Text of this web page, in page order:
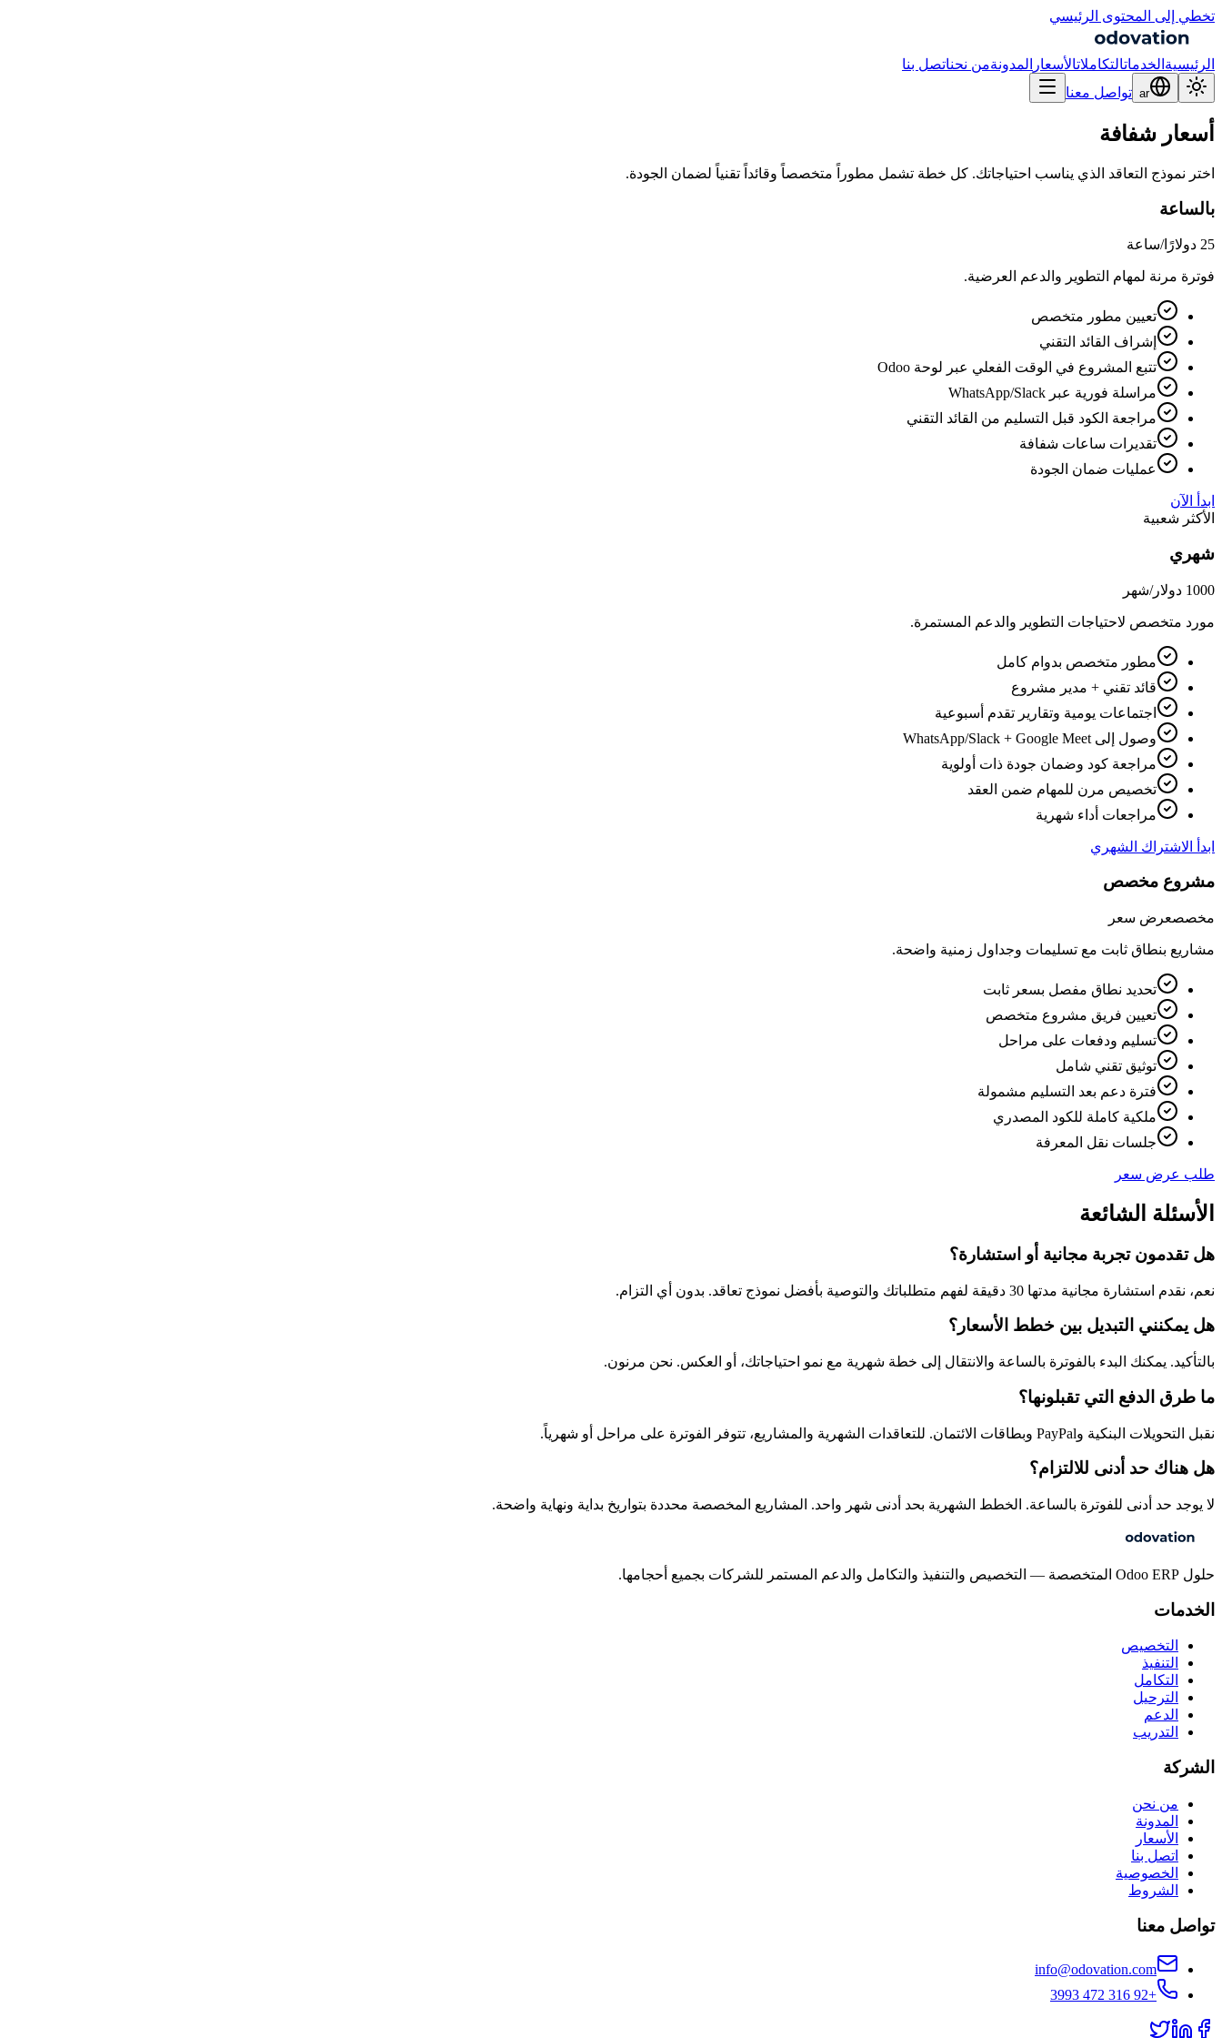
تخطي إلى المحتوى الرئيسي
الرئيسية الخدماتالتكاملاتالأسعار المدونةمن نحناتصل بنا
ar تواصل معنا
أسعار شفافة
اختر نموذج التعاقد الذي يناسب احتياجاتك. كل خطة تشمل مطوراً متخصصاً وقائداً تقنياً لضمان الجودة.
بالساعة
25 دولارًا /ساعة
فوترة مرنة لمهام التطوير والدعم العرضية.
تعيين مطور متخصص
إشراف القائد التقني
تتبع المشروع في الوقت الفعلي عبر لوحة Odoo
مراسلة فورية عبر WhatsApp/Slack
مراجعة الكود قبل التسليم من القائد التقني
تقديرات ساعات شفافة
عمليات ضمان الجودة
ابدأ الآن
الأكثر شعبية
شهري
1000 دولار /شهر
مورد متخصص لاحتياجات التطوير والدعم المستمرة.
مطور متخصص بدوام كامل
قائد تقني + مدير مشروع
اجتماعات يومية وتقارير تقدم أسبوعية
وصول إلى WhatsApp/Slack + Google Meet
مراجعة كود وضمان جودة ذات أولوية
تخصيص مرن للمهام ضمن العقد
مراجعات أداء شهرية
ابدأ الاشتراك الشهري
مشروع مخصص
مخصصعرض سعر
مشاريع بنطاق ثابت مع تسليمات وجداول زمنية واضحة.
تحديد نطاق مفصل بسعر ثابت
تعيين فريق مشروع متخصص
تسليم ودفعات على مراحل
توثيق تقني شامل
فترة دعم بعد التسليم مشمولة
ملكية كاملة للكود المصدري
جلسات نقل المعرفة
طلب عرض سعر
الأسئلة الشائعة
هل تقدمون تجربة مجانية أو استشارة؟
نعم، نقدم استشارة مجانية مدتها 30 دقيقة لفهم متطلباتك والتوصية بأفضل نموذج تعاقد. بدون أي التزام.
هل يمكنني التبديل بين خطط الأسعار؟
بالتأكيد. يمكنك البدء بالفوترة بالساعة والانتقال إلى خطة شهرية مع نمو احتياجاتك، أو العكس. نحن مرنون.
ما طرق الدفع التي تقبلونها؟
نقبل التحويلات البنكية وPayPal وبطاقات الائتمان. للتعاقدات الشهرية والمشاريع، تتوفر الفوترة على مراحل أو شهرياً.
هل هناك حد أدنى للالتزام؟
لا يوجد حد أدنى للفوترة بالساعة. الخطط الشهرية بحد أدنى شهر واحد. المشاريع المخصصة محددة بتواريخ بداية ونهاية واضحة.
حلول Odoo ERP المتخصصة — التخصيص والتنفيذ والتكامل والدعم المستمر للشركات بجميع أحجامها.
الخدمات
التخصيص
التنفيذ
التكامل
الترحيل
الدعم
التدريب
الشركة
من نحن
المدونة
الأسعار
اتصل بنا
الخصوصية
الشروط
تواصل معنا
info@odovation.com
+92 316 472 3993